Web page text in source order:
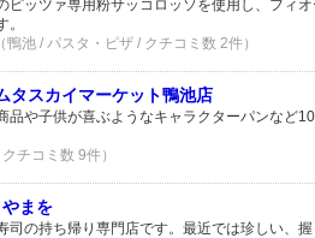
ピッツァ専用粉サッコロッソを使用し、フィ
（鴨池 / パスタ・ピザ / クチコミ数 2件）
タスカイマーケット鴨池店
品や子供が喜ぶようなキャラクターパンなど
クチコミ数 9件）
まを
司の持ち帰り専門店です。最近では珍しい、